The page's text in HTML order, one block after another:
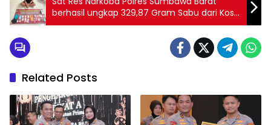
berhasil ungkap 329,87 Gram Sabu dari Kos-
kosan di Taliwang
Related Posts